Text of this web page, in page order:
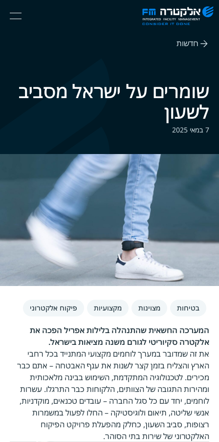
Skip
the
אלקטרה
Menu
חדשות
שומרים על ישראל מסביב
לשעון
7 במאי 2025
בטיחות מצוינות מקצועיות פיקוח אלקטרוני
המערכה החשאית שהתנהלה בלילות אפריל הפכה את
אלקטרה סקיוריטי לגורם משנה מציאות בישראל.
את זה שמדובר במערך לוחמים מקצועי המתנייד בכל רחבי
הארץ והצליח בזמן קצר לשנות את ענף האבטחה – אתם כבר
מכירים. לטכנולוגיה המתקדמת, השימוש בבינה מלאכותית
ומהירות התגובה של הצוותים, הלקוחות כבר התרגלו. עשרות
לוחמים, יחד עם כל סגל החברה – עובדים טכנאים, מוקדניות,
אנשי שליטה, תיאום ולוגיסטיקה – החלו לפעול במשמרות
רצופות, סביב השעון, כחלק מהפעלת פרויקט הפיקוח
האלקטרוני של שירות בתי הסוהר.